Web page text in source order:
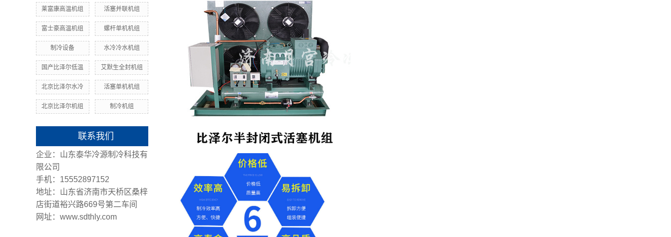
莱富康高温机组 活塞并联机组
富士豪高温机组 螺杆单机机组
制冷设备 水冷冷水机组
国产比泽尔低温 艾默生全封机组
北京比泽尔水冷 活塞单机机组
北京比泽尔机组 制冷机组
联系我们
企业：山东泰华冷源制冷科技有
限公司
手机：15552897152
地址：山东省济南市天桥区桑梓
店街道裕兴路669号第二车间
网址：www.sdthly.com